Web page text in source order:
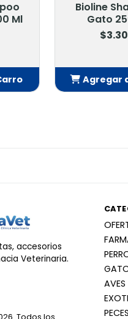
Ml
Bioline
Gato
Agregar
accesorios
Veterinaria.
AVES
PECES